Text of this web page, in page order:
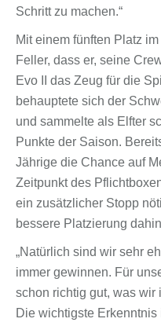
Schritt zu machen.“
Mit einem fünften Platz
Feller, dass er, seine
Evo II das Zeug für die
behauptete sich der
und sammelte als Elfter
Punkte der Saison.
Jährige die Chance auf
Zeitpunkt des
ein zusätzlicher Stopp
bessere Platzierung
„Natürlich sind wir sehr
immer gewinnen. Für
schon richtig gut, was wir
Die wichtigste